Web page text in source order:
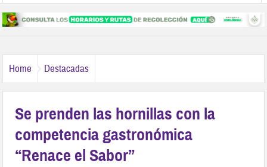
Home Destacadas
Se prenden las hornillas con la
competencia gastronómica
“Renace el Sabor”